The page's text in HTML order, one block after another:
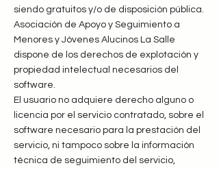
siendo gratuitos y/o de disposición pública.
Asociación de Apoyo y Seguimiento a
Menores y Jóvenes Alucinos La Salle
dispone de los derechos de explotación y
propiedad intelectual necesarios del
software.
El usuario no adquiere derecho alguno o
licencia por el servicio contratado, sobre el
software necesario para la prestación del
servicio, ni tampoco sobre la información
técnica de seguimiento del servicio,